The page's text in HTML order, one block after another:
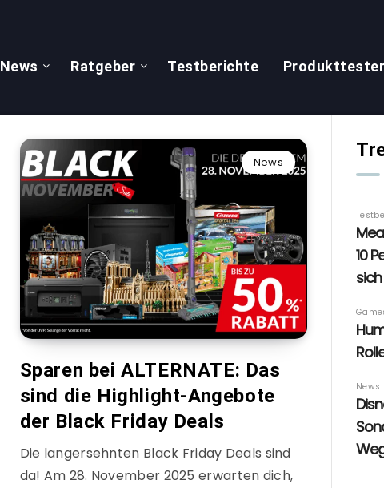
News Ratgeber Testberichte
News
Sparen bei ALTERNATE: Das
sind die Highlight-Angebote
der Black Friday Deals
Die langersehnten Black Friday Deals sind
da! Am 28. November 2025 erwarten dich,